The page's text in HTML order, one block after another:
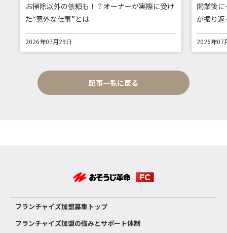
お掃除以外の依頼も！？オーナーが実際に受け
た“意外な仕事”とは
2026年07月29日
開業後
が振り
2026年07
記事一覧に戻る
フランチャイズ加盟募集トップ
フランチャイズ加盟の強みとサポート体制